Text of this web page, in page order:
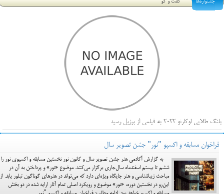
جشنواره‌ها گفت و گو
پلنگ طلایی لوکارنو ۲۰۲۲ به فیلمی از برزیل رسید
فهرست فیلم‌های بخش مسابقه جشنواره فیلم ونیز ۲۰۲۲ مشخص شد، سهم پررنگ ایرانی‌ها
بیرون راندن فیلم‌های منتسب به حامیان کرملین از جشنواره کن، راه برای مستقل‌ها باز است
فراخوان مسابقه و اکسپو "نور" جشن تصویر سال
به گزارش آکادمی هنر جشن تصویر سال و کانون نور نخستین مسابقه و اکسپوی نور را
ششم تا بیستم اسفندماه سال‌جاری برگزار می‌کنند. موضوع «نور» و پرداختن به آن در
مباحث زیبا‌شناسی و هنر جایگاه ویژه‌ای دارد که می‌تواند در هنرهای گوناگون تبلور یابد. از
این‌رو در نخستین دوره، «نور» موضوع و رویکرد اصلی تمام آثار ارایه شده در دو بخش